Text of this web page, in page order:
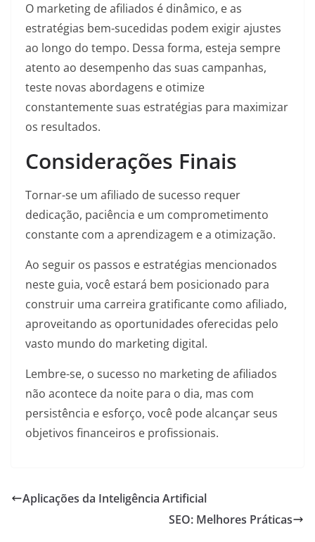
O marketing de afiliados é dinâmico, e as
estratégias bem-sucedidas podem exigir ajustes
ao longo do tempo. Dessa forma, esteja sempre
atento ao desempenho das suas campanhas,
teste novas abordagens e otimize
constantemente suas estratégias para maximizar
os resultados.
Considerações Finais
Tornar-se um afiliado de sucesso requer
dedicação, paciência e um comprometimento
constante com a aprendizagem e a otimização.
Ao seguir os passos e estratégias mencionados
neste guia, você estará bem posicionado para
construir uma carreira gratificante como afiliado,
aproveitando as oportunidades oferecidas pelo
vasto mundo do marketing digital.
Lembre-se, o sucesso no marketing de afiliados
não acontece da noite para o dia, mas com
persistência e esforço, você pode alcançar seus
objetivos financeiros e profissionais.
Aplicações da Inteligência Artificial
SEO: Melhores Práticas